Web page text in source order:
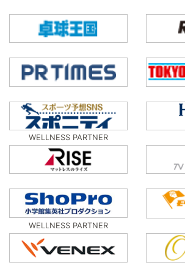
WELLNESS PARTNER
WELLNESS PARTNER